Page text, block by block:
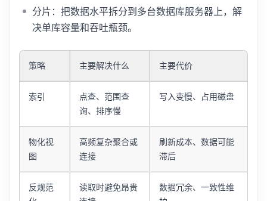
分片：把数据水平拆分到多台数据库服务器上，解
决单库容量和吞吐瓶颈。
策略 主要解决什么 主要代价
索引
点查、范围查
询、排序慢
写入变慢、占用磁盘
物化视
图
高频复杂聚合或
连接
刷新成本、数据可能
滞后
反规范
读取时避免昂贵
数据冗余、一致性维